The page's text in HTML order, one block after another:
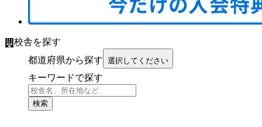
校舎を探す
都道府県から探す 選択してください
キーワードで探す
検索